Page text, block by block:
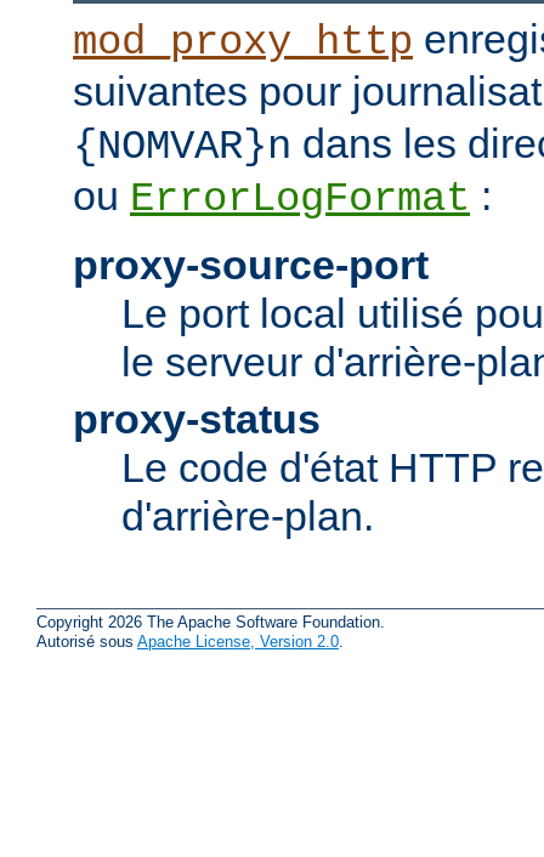
mod_proxy_http
suivantes pour
{NOMVAR}n dans les
ou ErrorLogFormat :
proxy-source-port
Le port local utilisé
le serveur d'arrière-
proxy-status
Le code d'état HTTP
d'arrière-plan.
Copyright 2026 The Apache Software Foundation.
Autorisé sous Apache License, Version 2.0